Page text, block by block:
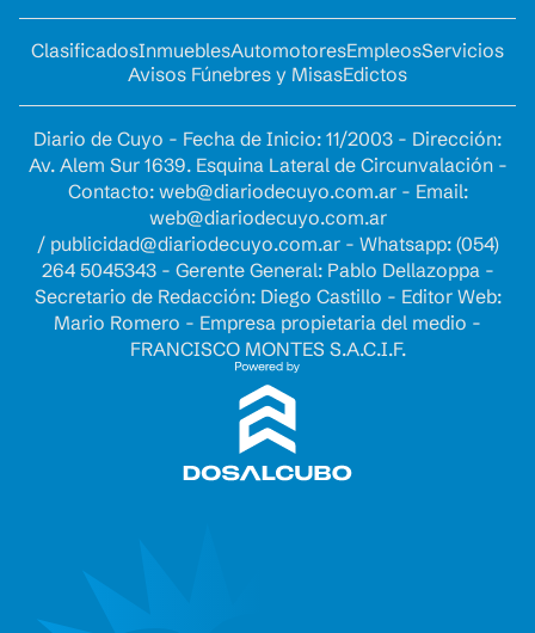
ClasificadosInmueblesAutomotoresEmpleosServicios
Avisos Fúnebres y MisasEdictos
Diario de Cuyo - Fecha de Inicio: 11/2003 - Dirección:
Av. Alem Sur 1639. Esquina Lateral de Circunvalación -
Contacto: web@diariodecuyo.com.ar- Email:
web@diariodecuyo.com.ar
/ publicidad@diariodecuyo.com.ar- Whatsapp: (054)
264 5045343 - Gerente General: Pablo Dellazoppa -
Secretario de Redacción: Diego Castillo - Editor Web:
Mario Romero - Empresa propietaria del medio -
FRANCISCO MONTES S.A.C.I.F.